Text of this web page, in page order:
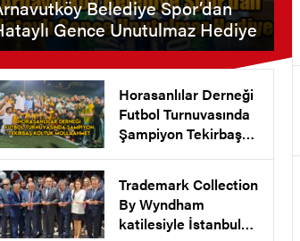
Belediye Spor’dan
Gence Unutulmaz Hediye
Horasanlılar Derneği
Futbol Turnuvasında
Şampiyon Tekirbaş
Trademark Collection
By Wyndham
katilesiyle İstanbul